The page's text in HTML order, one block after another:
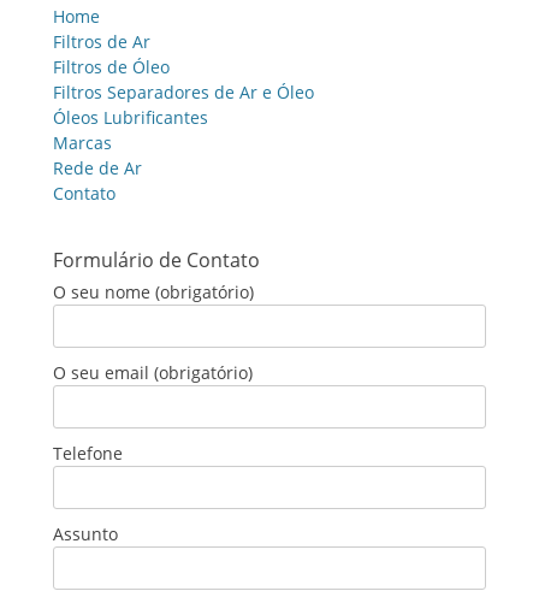
Home
Filtros de Ar
Filtros de Óleo
Filtros Separadores de Ar e Óleo
Óleos Lubrificantes
Marcas
Rede de Ar
Contato
Formulário de Contato
O seu nome (obrigatório)
O seu email (obrigatório)
Telefone
Assunto